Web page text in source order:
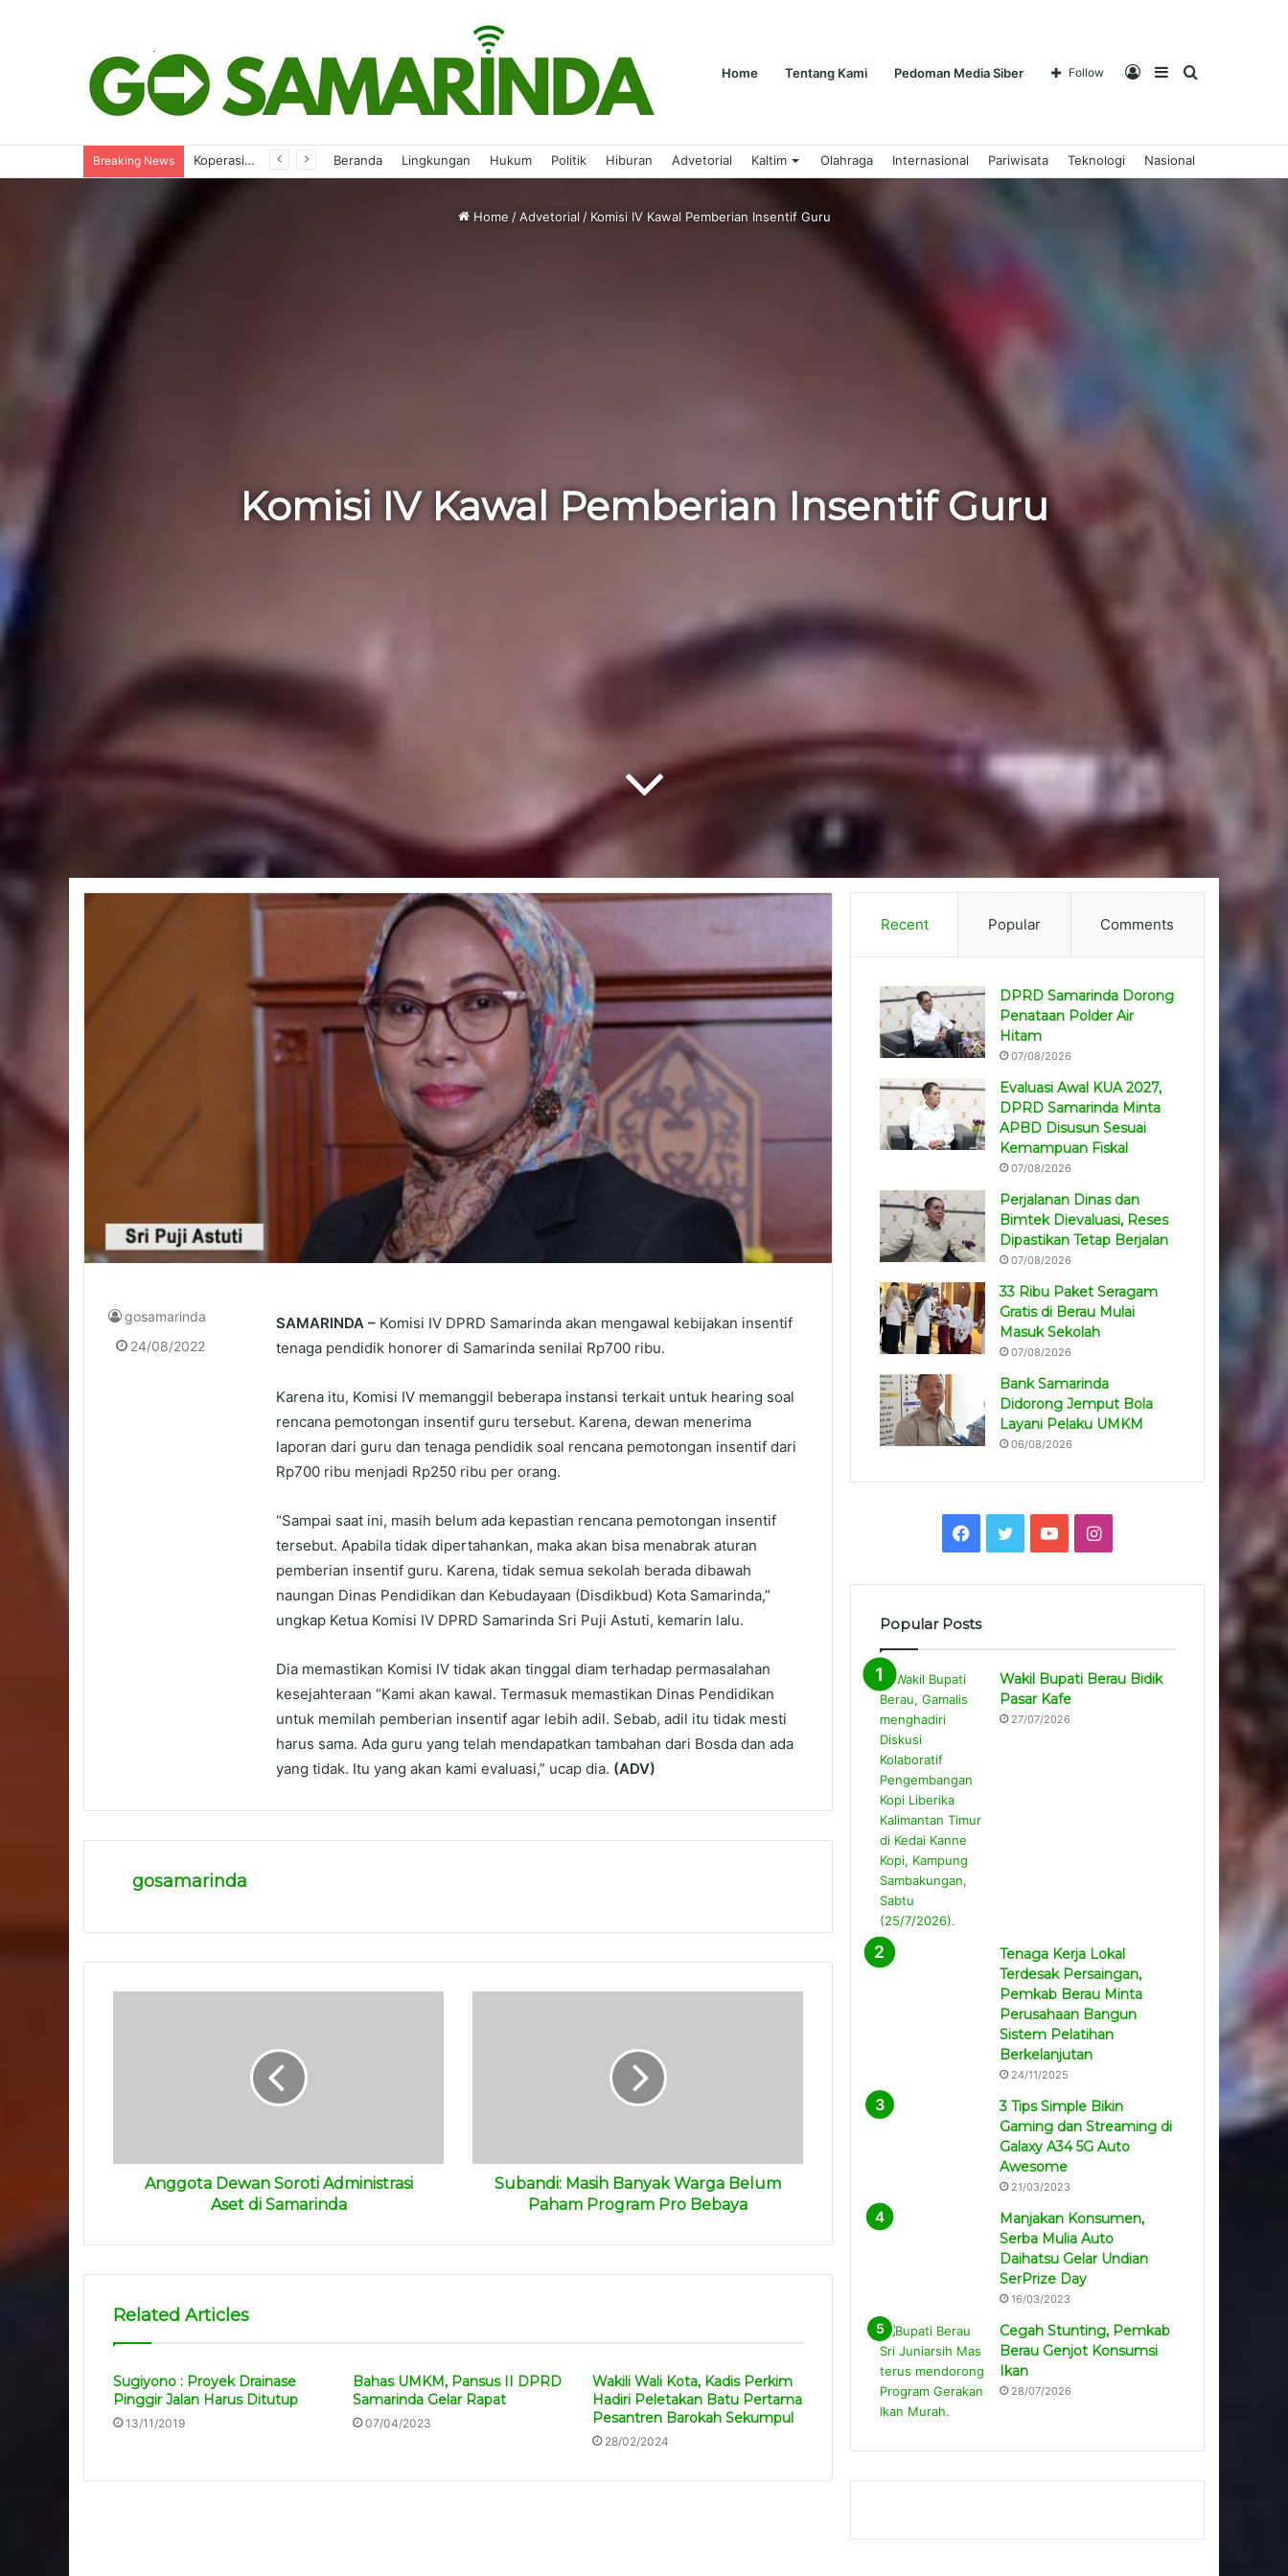
Home Tentang Kami Pedoman Media Siber Search
Sidebar
Log
Follow
Breaking News Evaluasi SPMB 2026, Komisi IV Gelar Hearing Bareng Mitra Kerja Beranda Lingkungan Hukum Politik Hiburan Advetorial Kaltim Olahraga Internasional Pariwisata Teknologi Nasional
Home / Advetorial / Komisi IV Kawal Pemberian Insentif Guru
Komisi IV Kawal Pemberian Insentif Guru
SAMARINDA – Komisi IV DPRD Samarinda akan mengawal kebijakan insentif
tenaga pendidik honorer di Samarinda senilai Rp700 ribu.
Karena itu, Komisi IV memanggil beberapa instansi terkait untuk hearing soal
rencana pemotongan insentif guru tersebut. Karena, dewan menerima
laporan dari guru dan tenaga pendidik soal rencana pemotongan insentif dari
Rp700 ribu menjadi Rp250 ribu per orang.
“Sampai saat ini, masih belum ada kepastian rencana pemotongan insentif
tersebut. Apabila tidak dipertahankan, maka akan bisa menabrak aturan
pemberian insentif guru. Karena, tidak semua sekolah berada dibawah
naungan Dinas Pendidikan dan Kebudayaan (Disdikbud) Kota Samarinda,”
ungkap Ketua Komisi IV DPRD Samarinda Sri Puji Astuti, kemarin lalu.
Dia memastikan Komisi IV tidak akan tinggal diam terhadap permasalahan
kesejahteraan “Kami akan kawal. Termasuk memastikan Dinas Pendidikan
untuk memilah pemberian insentif agar lebih adil. Sebab, adil itu tidak mesti
harus sama. Ada guru yang telah mendapatkan tambahan dari Bosda dan ada
yang tidak. Itu yang akan kami evaluasi,” ucap dia. (ADV)
gosamarinda
24/08/2022
gosamarinda
Anggota Dewan Soroti Administrasi
Aset di Samarinda
Subandi: Masih Banyak Warga Belum
Paham Program Pro Bebaya
Related Articles
Sugiyono : Proyek Drainase
Pinggir Jalan Harus Ditutup
13/11/2019
Bahas UMKM, Pansus II DPRD
Samarinda Gelar Rapat
07/04/2023
Wakili Wali Kota, Kadis Perkim
Hadiri Peletakan Batu Pertama
Pesantren Barokah Sekumpul
28/02/2024
Recent Popular Comments
DPRD Samarinda Dorong
Penataan Polder Air
Hitam
07/08/2026
Evaluasi Awal KUA 2027,
DPRD Samarinda Minta
APBD Disusun Sesuai
Kemampuan Fiskal
07/08/2026
Perjalanan Dinas dan
Bimtek Dievaluasi, Reses
Dipastikan Tetap Berjalan
07/08/2026
33 Ribu Paket Seragam
Gratis di Berau Mulai
Masuk Sekolah
07/08/2026
Bank Samarinda
Didorong Jemput Bola
Layani Pelaku UMKM
06/08/2026
Facebook
TwitterYouTubeInstagram
Popular Posts
Wakil Bupati Berau Bidik
Pasar Kafe
27/07/2026
Tenaga Kerja Lokal
Terdesak Persaingan,
Pemkab Berau Minta
Perusahaan Bangun
Sistem Pelatihan
Berkelanjutan
24/11/2025
3 Tips Simple Bikin
Gaming dan Streaming di
Galaxy A34 5G Auto
Awesome
21/03/2023
Manjakan Konsumen,
Serba Mulia Auto
Daihatsu Gelar Undian
SerPrize Day
16/03/2023
Cegah Stunting, Pemkab
Berau Genjot Konsumsi
Ikan
28/07/2026